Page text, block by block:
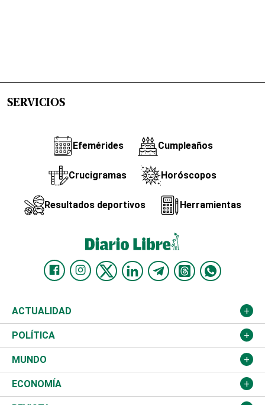
SERVICIOS
Efemérides Cumpleaños
Crucigramas Horóscopos
Resultados deportivos Herramientas
ACTUALIDAD
Nacional
Ciudad
Educación
POLÍTICA
Partidos
JCE
MUNDO
Estados Unidos
ECONOMÍA